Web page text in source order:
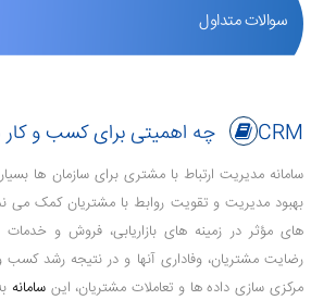
سوالات متداول
CRM چه اهمیتی برای کسب و کار ها دارد؟
سامانه مدیریت ارتباط با مشتری برای سازمان‌ ها
بهبود مدیریت و تقویت روابط با مشتریان کمک می‌
‌های مؤثر در زمینه‌ های بازاریابی، فروش و خدمات
رضایت مشتریان، وفاداری آنها و در نتیجه رشد
مرکزی ‌سازی داده ‌ها و تعاملات مشتریان، اینسامانه